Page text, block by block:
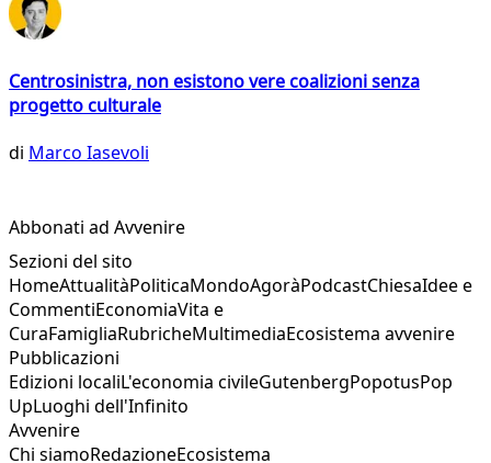
Centrosinistra, non esistono vere coalizioni senza
progetto culturale
di Marco Iasevoli
Abbonati ad Avvenire
Sezioni del sito
HomeAttualitàPoliticaMondoAgoràPodcastChiesaIdee e
CommentiEconomiaVita e
CuraFamigliaRubricheMultimediaEcosistema avvenire
Pubblicazioni
Edizioni localiL'economia civileGutenbergPopotusPop
UpLuoghi dell'Infinito
Avvenire
Chi siamoRedazioneEcosistema